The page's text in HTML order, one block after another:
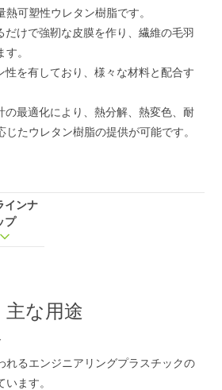
可塑性ウレタン樹脂です。
けで強靭な皮膜を作り、繊維の毛羽
。
性を有しており、様々な材料と配合す
の最適化により、熱分解、熱変色、耐
たウレタン樹脂の提供が可能です。
インナ
プ
主な用途
れるエンジニアリングプラスチックの
ます。